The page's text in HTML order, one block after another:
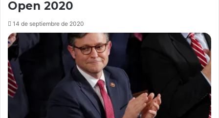
Open 2020
14 de septiembre de 2020